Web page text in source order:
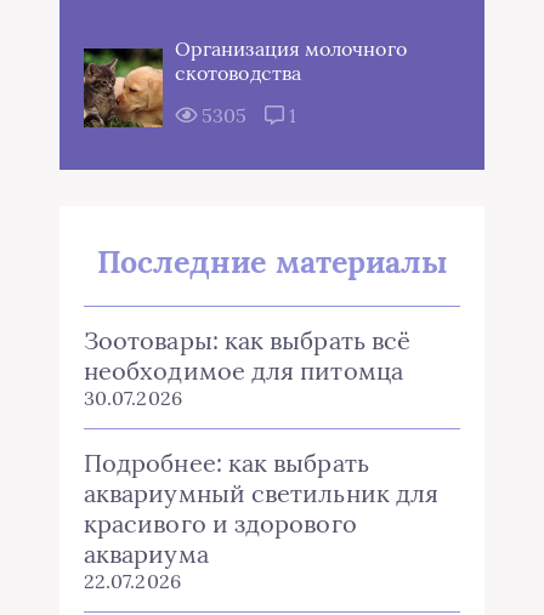
Организация молочного
скотоводства
5305
1
Последние материалы
Зоотовары: как выбрать всё
необходимое для питомца
30.07.2026
Подробнее: как выбрать
аквариумный светильник для
красивого и здорового
аквариума
22.07.2026